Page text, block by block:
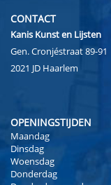
CONTACT
Kanis Kunst en Lijsten
Gen. Cronjéstraat 89-91
2021 JD Haarlem
OPENINGSTIJDEN
Maandag
Dinsdag
Woensdag
Donderdag